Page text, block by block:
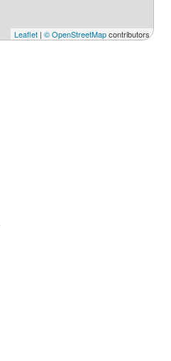
Leaflet | © OpenStreetMapcontributors